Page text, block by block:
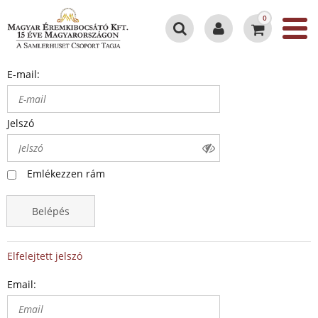
0
E-mail:
Jelszó
Emlékezzen rám
Belépés
Elfelejtett jelszó
Email: